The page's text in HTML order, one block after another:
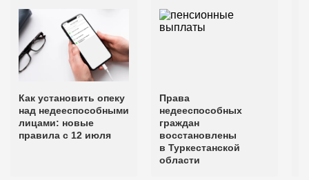
Как установить опеку
над недееспособными
лицами: новые
правила с 12 июля
Права
недееспособных
граждан
восстановлены
в Туркестанской
области